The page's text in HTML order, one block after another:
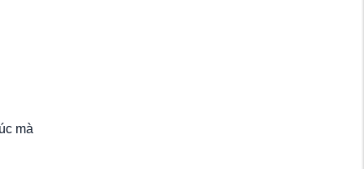
mà